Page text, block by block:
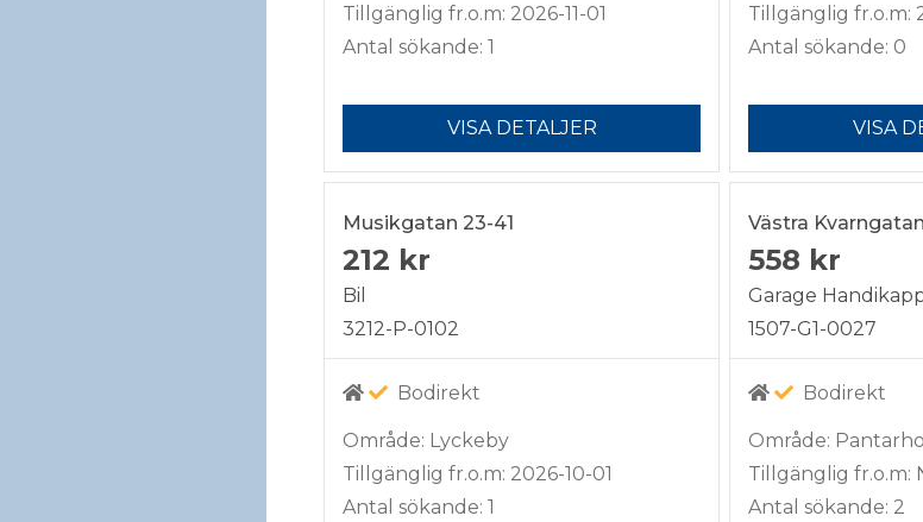
Tillgänglig fr.o.m: 2026-11-01
Antal sökande: 1
VISA DETALJER
Tillgänglig fr.o.m:
Antal sökande: 0
VISA
Musikgatan 23-41
212 kr
Bil
3212-P-0102
Bodirekt
Område: Lyckeby
Tillgänglig fr.o.m: 2026-10-01
Antal sökande: 1
Västra Kvarngatan
558 kr
Garage
1507-G1-0027
Bodirekt
Område:
Tillgänglig fr.o.m:
Antal sökande: 2